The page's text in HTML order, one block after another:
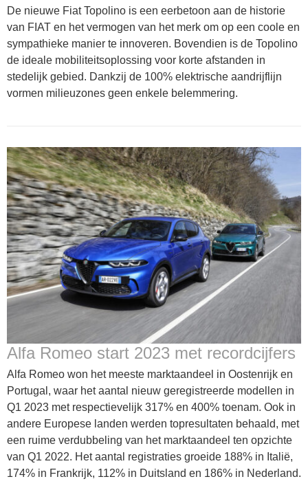
De nieuwe Fiat Topolino is een eerbetoon aan de historie
van FIAT en het vermogen van het merk om op een coole en
sympathieke manier te innoveren. Bovendien is de Topolino
de ideale mobiliteitsoplossing voor korte afstanden in
stedelijk gebied. Dankzij de 100% elektrische aandrijflijn
vormen milieuzones geen enkele belemmering.
Alfa Romeo start 2023 met recordcijfers
Alfa Romeo won het meeste marktaandeel in Oostenrijk en
Portugal, waar het aantal nieuw geregistreerde modellen in
Q1 2023 met respectievelijk 317% en 400% toenam. Ook in
andere Europese landen werden topresultaten behaald, met
een ruime verdubbeling van het marktaandeel ten opzichte
van Q1 2022. Het aantal registraties groeide 188% in Italië,
174% in Frankrijk, 112% in Duitsland en 186% in Nederland.